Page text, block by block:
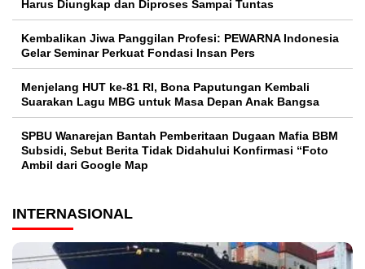
Harus Diungkap dan Diproses Sampai Tuntas
Kembalikan Jiwa Panggilan Profesi: PEWARNA Indonesia
Gelar Seminar Perkuat Fondasi Insan Pers
Menjelang HUT ke-81 RI, Bona Paputungan Kembali
Suarakan Lagu MBG untuk Masa Depan Anak Bangsa
SPBU Wanarejan Bantah Pemberitaan Dugaan Mafia BBM
Subsidi, Sebut Berita Tidak Didahului Konfirmasi “Foto
Ambil dari Google Map
INTERNASIONAL